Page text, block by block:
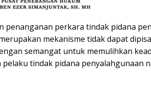
penanganan perkara tindak pidana
mekanisme tidak dapat
semangat untuk memulihkan
pelaku tindak pidana penyalahgunaan